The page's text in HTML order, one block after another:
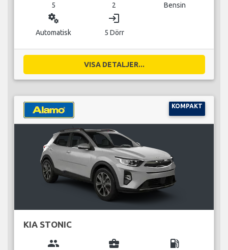
5 2 Bensin
miscellaneous_services
Automatisk
login
5 Dörr
VISA DETALJER...
KOMPAKT
KIA STONIC
group business_center local_gas_station